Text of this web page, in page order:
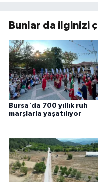
Bunlar da ilginizi
Bursa'da 700 yıllık ruh
marşlarla yaşatılıyor